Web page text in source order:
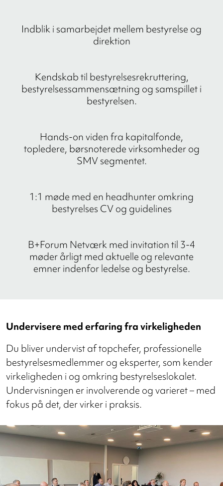
Indblik i samarbejdet mellem bestyrelse og
direktion
Kendskab til bestyrelsesrekruttering,
bestyrelsessammensætning og samspillet i
bestyrelsen.
Hands-on viden fra kapitalfonde,
topledere, børsnoterede virksomheder og
SMV segmentet.
1:1 møde med en headhunter omkring
bestyrelses CV og guidelines
B+Forum Netværk med invitation til 3-4
møder årligt med aktuelle og relevante
emner indenfor ledelse og bestyrelse.
Undervisere med erfaring fra virkeligheden
Du bliver undervist af topchefer, professionelle
bestyrelsesmedlemmer og eksperter, som kender
virkeligheden i og omkring bestyrelseslokalet.
Undervisningen er involverende og varieret – med
fokus på det, der virker i praksis.